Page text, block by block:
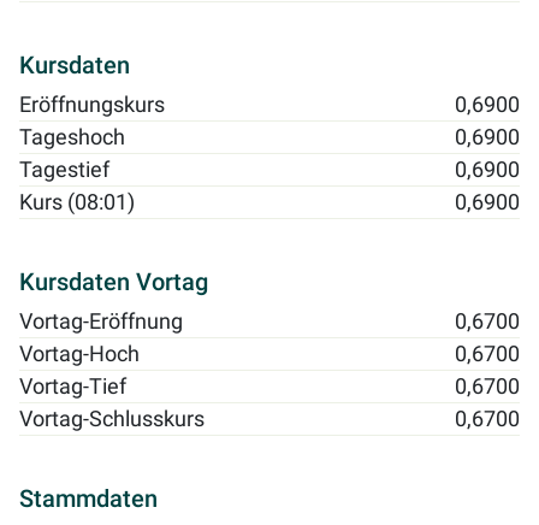
Kursdaten
Eröffnungskurs
0,6900
Tageshoch
0,6900
Tagestief
0,6900
Kurs (08:01)
0,6900
Kursdaten Vortag
Vortag-Eröffnung
0,6700
Vortag-Hoch
0,6700
Vortag-Tief
0,6700
Vortag-Schlusskurs
0,6700
Stammdaten